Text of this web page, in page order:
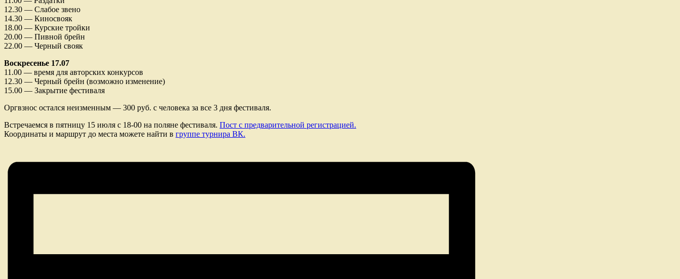
12.30 — Слабое звено
14.30 — Киносвояк
18.00 — Курские тройки
20.00 — Пивной брейн
22.00 — Черный свояк
Воскресенье 17.07
11.00 — время для авторских конкурсов
12.30 — Черный брейн (возможно изменение)
15.00 — Закрытие фестиваля
Оргвзнос остался неизменным — 300 руб. с человека за все 3 дня фестиваля.
Встречаемся в пятницу 15 июля с 18-00 на поляне фестиваля. Пост с предварительной регистрацией.
Координаты и маршрут до места можете найти в группе турнира ВК.